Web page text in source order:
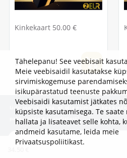
Kinkekaart 50.00 €
50.00 €
Liitu uudiskirjaga, et olla esimene, kes kuuleb
pakkumistest ja uudistest!
Tähelepanu! See veebisait
Meie veebisaidil kasutatakse
sirvimiskogemuse
isikupärastatud teenuste
Veebisaidi kasutamist jätkates
küpsiste kasutamisega. Te
hallata ja lisateavet selle kohta,
andmeid kasutame, leida meie
Privaatsuspoliitikast.